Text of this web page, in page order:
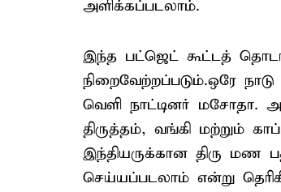
அளிக்கப்படலாம்.
இந்த பட்ஜெட் கூட்டத்
நிறைவேற்றப்படும்.ஒரே
வெளி நாட்டினர் மசோதா.
திருத்தம், வங்கி மற்றும்
இந்தியருக்கான திரு மண
செய்யப்படலாம் என்று